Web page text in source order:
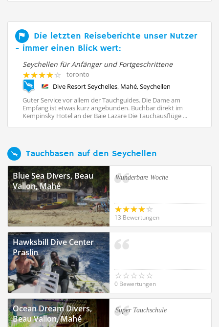
Die letzten Reiseberichte unser Nutzer
- immer einen Blick wert:
Seychellen für Anfänger und Fortgeschrittene
toronto
Dive Resort Seychelles, Mahé, Seychellen
Guter Service vor allem der Tauchguides. Die Dame am
Empfang ist etwas kurz angebunden. Buchbar direkt im
Kempinsky Hotel an der Baie Lazare Die Tauchausflüge ...
Tauchbasen auf den Seychellen
Blue Sea Divers, Beau
Vallon, Mahé
Wunderbare Woche
13 Bewertungen
Hawksbill Dive Center
Praslin
0 Bewertungen
Ocean Dream Divers,
Beau Vallon, Mahé
Super Tauchschule